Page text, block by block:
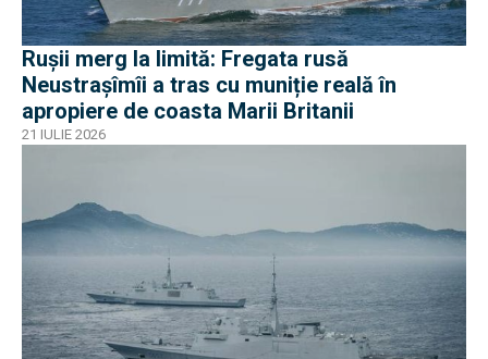
Rușii merg la limită: Fregata rusă
Neustrașîmîi a tras cu muniție reală în
apropiere de coasta Marii Britanii
21 IULIE 2026